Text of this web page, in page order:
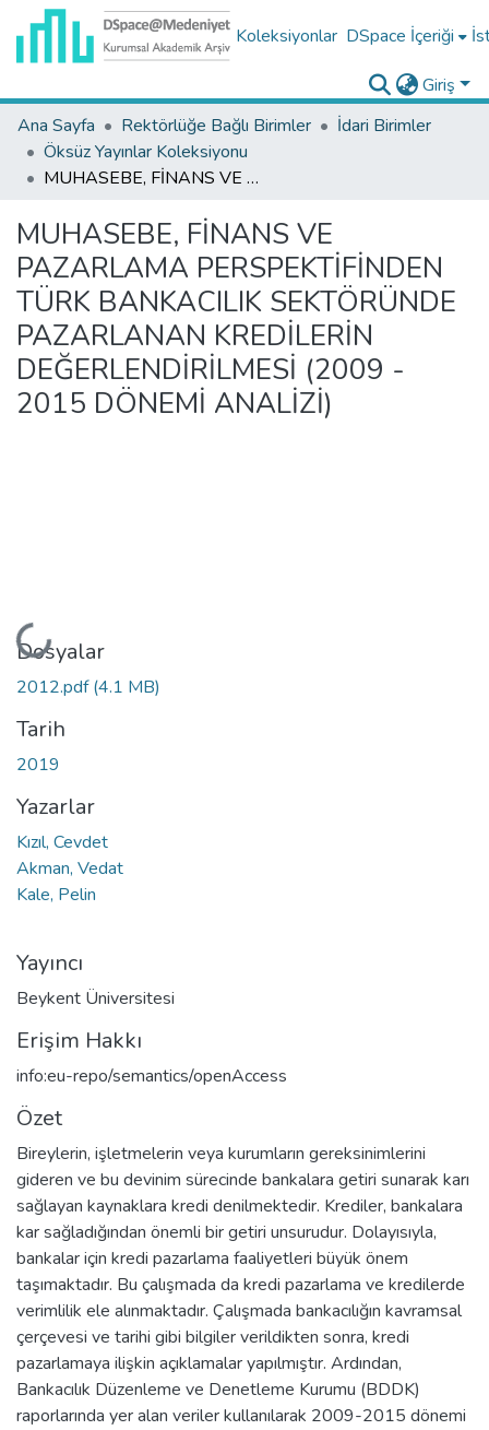
Koleksiyonlar DSpace İçeriği
Giriş
Ana Sayfa
Rektörlüğe Bağlı Birimler
İdari Birimler
Öksüz Yayınlar Koleksiyonu
MUHASEBE, FİNANS VE PAZARLAMA PERSPEKTİFİNDEN TÜRK BANKACILIK SEKTÖRÜNDE PAZARLANAN KREDİLERİN DEĞERLENDİRİLMESİ (2009 - 2015 DÖNEMİ ANALİZİ)
MUHASEBE, FİNANS VE
PAZARLAMA PERSPEKTİFİNDEN
TÜRK BANKACILIK SEKTÖRÜNDE
PAZARLANAN KREDİLERİN
DEĞERLENDİRİLMESİ (2009 -
2015 DÖNEMİ ANALİZİ)
Yükleniyor...
Dosyalar
2012.pdf(4.1 MB)
Tarih
2019
Yazarlar
Kızıl, Cevdet
Akman, Vedat
Kale, Pelin
Yayıncı
Beykent Üniversitesi
Erişim Hakkı
info:eu-repo/semantics/openAccess
Özet
Bireylerin, işletmelerin veya kurumların gereksinimlerini
gideren ve bu devinim sürecinde bankalara getiri sunarak karı
sağlayan kaynaklara kredi denilmektedir. Krediler, bankalara
kar sağladığından önemli bir getiri unsurudur. Dolayısıyla,
bankalar için kredi pazarlama faaliyetleri büyük önem
taşımaktadır. Bu çalışmada da kredi pazarlama ve kredilerde
verimlilik ele alınmaktadır. Çalışmada bankacılığın kavramsal
çerçevesi ve tarihi gibi bilgiler verildikten sonra, kredi
pazarlamaya ilişkin açıklamalar yapılmıştır. Ardından,
Bankacılık Düzenleme ve Denetleme Kurumu (BDDK)
raporlarında yer alan veriler kullanılarak 2009-2015 dönemi